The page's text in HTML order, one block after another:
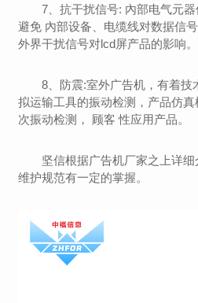
7、抗干扰信号: 內部电气元
避免 內部设备、电缆线对数据信
外界干扰信号对lcd屏产品的影响。
8、防震:室外广告机，有着技
拟运输工具的振动检测，产品仿
次振动检测， 顾客 性应用产品。
坚信根据广告机厂家之上详
维护规范有一定的掌握。